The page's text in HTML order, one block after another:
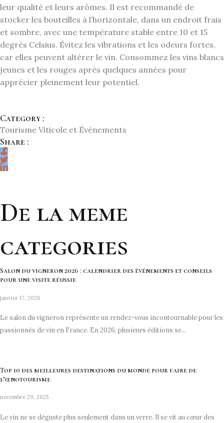
leur qualité et leurs arômes. Il est recommandé de
stocker les bouteilles à l’horizontale, dans un endroit frais
et sombre, avec une température stable entre 10 et 15
degrés Celsius. Évitez les vibrations et les odeurs fortes,
car elles peuvent altérer le vin. Consommez les vins blancs
jeunes et les rouges après quelques années pour
apprécier pleinement leur potentiel.
Category :
Tourisme Viticole et Événements
Share :
De la meme
categories
Salon du vigneron 2026 : calendrier des événements et conseils
pour une visite réussie
janvier 17, 2026
Le salon du vigneron représente un rendez-vous incontournable pour les
passionnés de vin en France. En 2026, plusieurs éditions se...
Top 10 des meilleures destinations du monde pour faire de
l’œnotourisme
novembre 29, 2025
Le vin ne se déguste plus seulement dans un verre. Il se vit au cœur des